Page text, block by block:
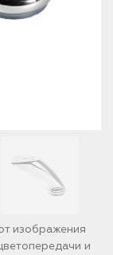
изображения
и